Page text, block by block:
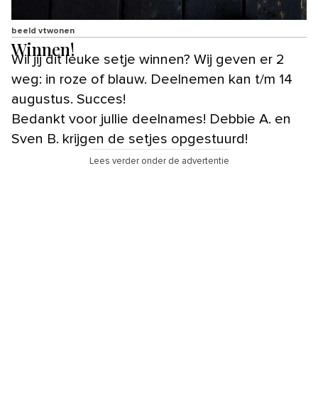
beeld vtwonen
Winnen!
Wil jij dit leuke setje winnen? Wij geven er 2
weg: in roze of blauw. Deelnemen kan t/m 14
augustus. Succes!
Bedankt voor jullie deelnames! Debbie A. en
Sven B. krijgen de setjes opgestuurd!
Lees verder onder de advertentie